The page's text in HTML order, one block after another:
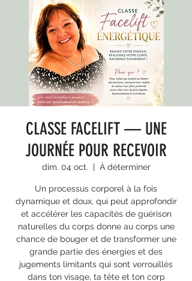
CLASSE FACELIFT — UNE
JOURNÉE POUR RECEVOIR
dim. 04 oct.
  |
À déterminer
Un processus corporel à la fois
dynamique et doux, qui peut approfondir
et accélérer les capacités de guérison
naturelles du corps donne au corps une
chance de bouger et de transformer une
grande partie des énergies et des
jugements limitants qui sont verrouillés
dans ton visage, ta tête et ton corp